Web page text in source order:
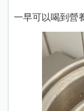
一早可以喝到營